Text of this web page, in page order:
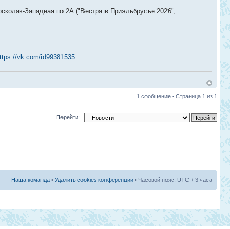
Западная по 2А ("Вестра в Приэльбрусье 2026",
vk.com/id99381535
1 сообщение • Страница 1 из 1
Перейти:
Наша команда • Удалить cookies конференции • Часовой пояс: UTC + 3 часа